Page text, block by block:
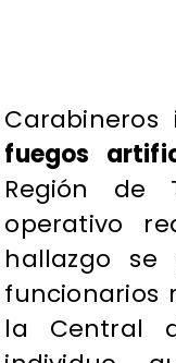
fuegos
Región de
operativo
hallazgo
funcionarios
la Central